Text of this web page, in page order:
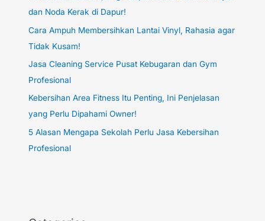
dan Noda Kerak di Dapur!
Cara Ampuh Membersihkan Lantai Vinyl, Rahasia agar
Tidak Kusam!
Jasa Cleaning Service Pusat Kebugaran dan Gym
Profesional
Kebersihan Area Fitness Itu Penting, Ini Penjelasan
yang Perlu Dipahami Owner!
5 Alasan Mengapa Sekolah Perlu Jasa Kebersihan
Profesional